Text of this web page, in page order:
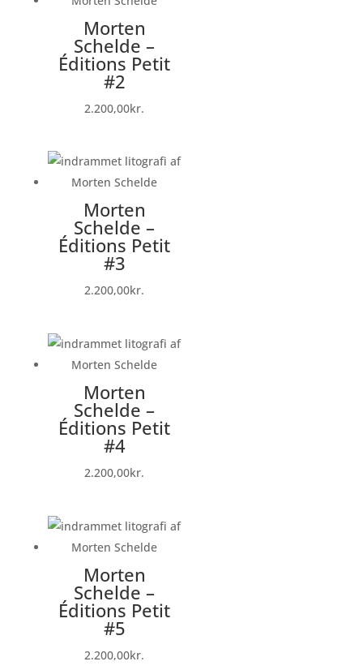
Morten
Schelde –
Éditions Petit
#2
2.200,00kr.
Morten
Schelde –
Éditions Petit
#3
2.200,00kr.
Morten
Schelde –
Éditions Petit
#4
2.200,00kr.
Morten
Schelde –
Éditions Petit
#5
2.200,00kr.